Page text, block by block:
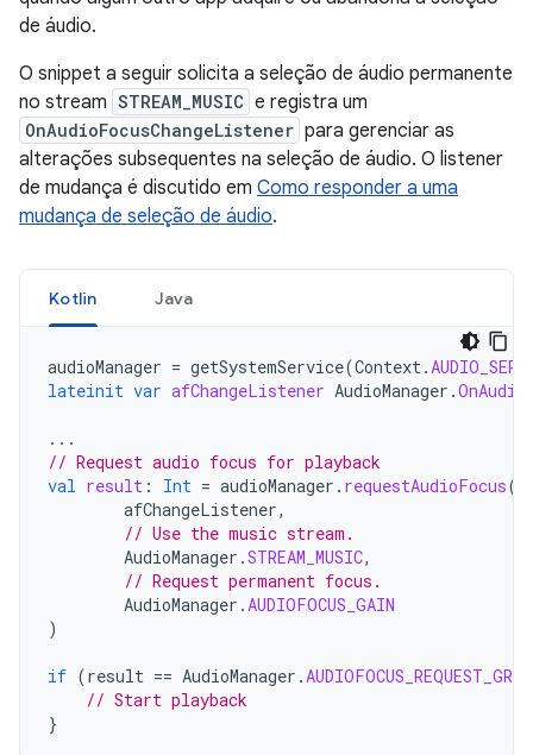
de áudio.
O snippet a seguir solicita a seleção de áudio permanente
no stream STREAM_MUSIC e registra um
OnAudioFocusChangeListener para gerenciar as
alterações subsequentes na seleção de áudio. O listener
de mudança é discutido em Como responder a uma
mudança de seleção de áudio.
Kotlin Java
audioManager = getSystemService(Context.
lateinit var afChangeListener AudioManager .
...
// Request audio focus for playback
val result : Int = audioManager . requestAudioFocus(
afChangeListener,
// Use the music stream.
AudioManager .STREAM_MUSIC,
// Request permanent focus.
AudioManager .AUDIOFOCUS_GAIN
)
if (result == AudioManager .
// Start playback
}